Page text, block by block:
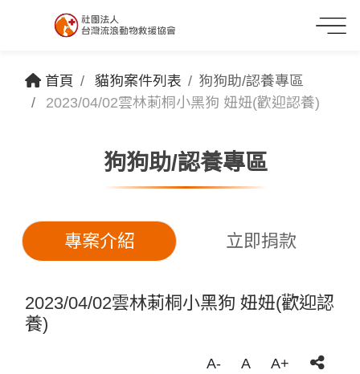
首頁 貓狗案件列表
狗狗助/認養專區
2023/04/02雲林莿桐小黑狗 妞妞(歡迎認養)
狗狗助/認養專區
專案介紹 立即捐款
2023/04/02雲林莿桐小黑狗 妞妞(歡迎認
養)
A- A A+